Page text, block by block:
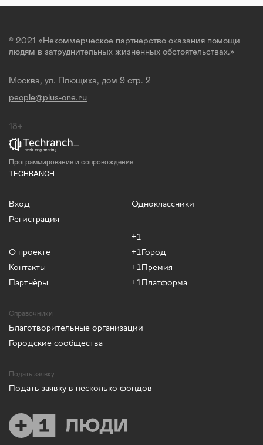
© 2021 «Некоммерческое партнерство оказания помощи
людям в затруднительных жизненных обстоятельствах.»
Москва, ул. Плющиха, дом 9 стр. 2
people@plus-one.ru
18+
Программирование и сопровождение
TECHRANCH
Вход
Регистрация
О проекте
Контакты
Партнёры
Одноклассники
+1
+1Город
+1Премия
+1Платформа
Справочники
Благотворительные организации
Городские сообщества
Подать заявку
Подать заявку в несколько фондов